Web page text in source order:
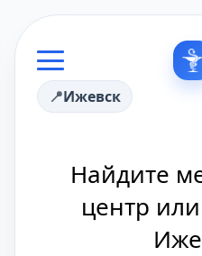
Ижевск
Найдите
центр